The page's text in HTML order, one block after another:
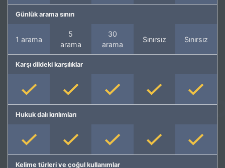
Günlük arama sınırı
1 arama
5
arama
30
arama
Sınırsız Sınırsız
Karşı dildeki karşılıklar
Hukuk dalı kırılımları
Kelime türleri ve çoğul kullanımlar